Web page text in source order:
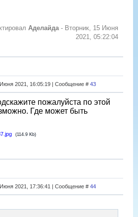
Аделайда - Вторник, 15 Июня
2021, 05:22:04
2021, 16:05:19 | Сообщение # 43
пожалуйста по этой
Где может быть
(114.9 Kb)
2021, 17:36:41 | Сообщение # 44